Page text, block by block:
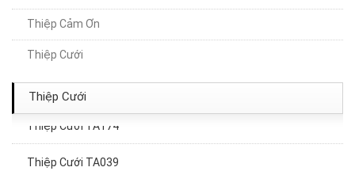
Thiệp Cảm Ơn
Thiệp Cưới
Thiệp Cưới
Thiệp Cưới TA206A
Thiệp Cưới TA058
Thiệp Cưới TA039